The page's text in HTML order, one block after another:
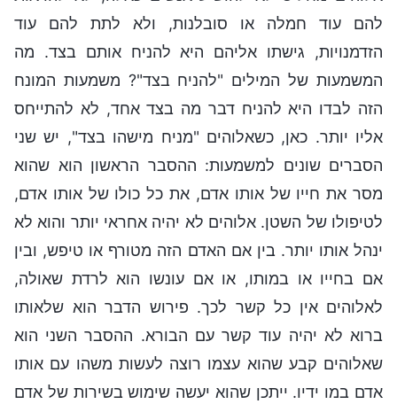
להם עוד חמלה או סובלנות, ולא לתת להם עוד
הזדמנויות, גישתו אליהם היא להניח אותם בצד. מה
המשמעות של המילים "להניח בצד"? משמעות המונח
הזה לבדו היא להניח דבר מה בצד אחד, לא להתייחס
אליו יותר. כאן, כשאלוהים "מניח מישהו בצד", יש שני
הסברים שונים למשמעות: ההסבר הראשון הוא שהוא
מסר את חייו של אותו אדם, את כל כולו של אותו אדם,
לטיפולו של השטן. אלוהים לא יהיה אחראי יותר והוא לא
ינהל אותו יותר. בין אם האדם הזה מטורף או טיפש, ובין
אם בחייו או במותו, או אם עונשו הוא לרדת שאולה,
לאלוהים אין כל קשר לכך. פירוש הדבר הוא שלאותו
ברוא לא יהיה עוד קשר עם הבורא. ההסבר השני הוא
שאלוהים קבע שהוא עצמו רוצה לעשות משהו עם אותו
אדם במו ידיו. ייתכן שהוא יעשה שימוש בשירות של אדם